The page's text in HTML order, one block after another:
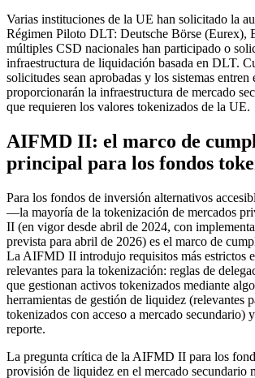
Varias instituciones de la UE han solicitado la
Régimen Piloto DLT: Deutsche Börse (Eurex),
múltiples CSD nacionales han participado o
infraestructura de liquidación basada en DLT.
solicitudes sean aprobadas y los sistemas entren
proporcionarán la infraestructura de mercado
que requieren los valores tokenizados de la UE.
AIFMD II: el marco de
principal para los fondos
Para los fondos de inversión alternativos
—la mayoría de la tokenización de mercados
II (en vigor desde abril de 2024, con
prevista para abril de 2026) es el marco de
La AIFMD II introdujo requisitos más estrictos
relevantes para la tokenización: reglas de
que gestionan activos tokenizados mediante
herramientas de gestión de liquidez (relevantes
tokenizados con acceso a mercado secundario)
reporte.
La pregunta crítica de la AIFMD II para los
provisión de liquidez en el mercado secundario